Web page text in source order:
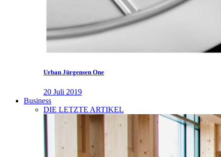
Urban Jürgensen One
20 Juli 2019
Business
DIE LETZTE ARTIKEL